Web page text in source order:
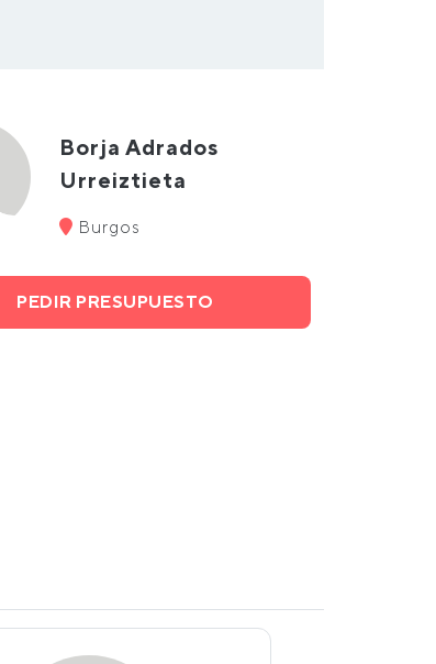
Borja Adrados
Urreiztieta
Burgos
PEDIR PRESUPUESTO